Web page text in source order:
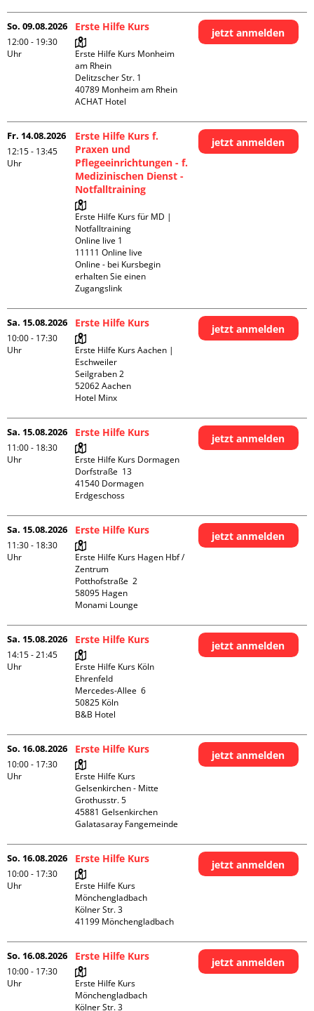
So. 09.08.2026
12:00 - 19:30
Uhr
Erste Hilfe Kurs
Erste Hilfe Kurs Monheim
am Rhein
Delitzscher Str. 1
40789 Monheim am Rhein
ACHAT Hotel
jetzt anmelden
Fr. 14.08.2026
12:15 - 13:45
Uhr
Erste Hilfe Kurs f.
Praxen und
Pflegeeinrichtungen - f.
Medizinischen Dienst -
Notfalltraining
Erste Hilfe Kurs für MD |
Notfalltraining
Online live 1
11111 Online live
Online - bei Kursbegin
erhalten Sie einen
Zugangslink
jetzt anmelden
Sa. 15.08.2026
10:00 - 17:30
Uhr
Erste Hilfe Kurs
Erste Hilfe Kurs Aachen |
Eschweiler
Seilgraben 2
52062 Aachen
Hotel Minx
jetzt anmelden
Sa. 15.08.2026
11:00 - 18:30
Uhr
Erste Hilfe Kurs
Erste Hilfe Kurs Dormagen
Dorfstraße  13
41540 Dormagen
Erdgeschoss
jetzt anmelden
Sa. 15.08.2026
11:30 - 18:30
Uhr
Erste Hilfe Kurs
Erste Hilfe Kurs Hagen Hbf /
Zentrum
Potthofstraße  2
58095 Hagen
Monami Lounge
jetzt anmelden
Sa. 15.08.2026
14:15 - 21:45
Uhr
Erste Hilfe Kurs
Erste Hilfe Kurs Köln
Ehrenfeld
Mercedes-Allee  6
50825 Köln
B&B Hotel
jetzt anmelden
So. 16.08.2026
10:00 - 17:30
Uhr
Erste Hilfe Kurs
Erste Hilfe Kurs
Gelsenkirchen - Mitte
Grothusstr. 5
45881 Gelsenkirchen
Galatasaray Fangemeinde
jetzt anmelden
So. 16.08.2026
10:00 - 17:30
Uhr
Erste Hilfe Kurs
Erste Hilfe Kurs
Mönchengladbach
Kölner Str. 3
jetzt anmelden
So. 16.08.2026
10:00 - 17:30
Uhr
Erste Hilfe Kurs
Erste Hilfe Kurs
Mönchengladbach
Kölner Str. 3
jetzt anmelden